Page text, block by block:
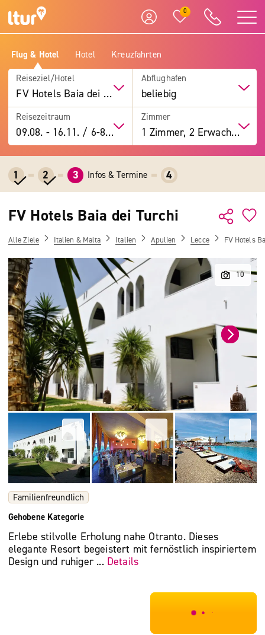
0
Flug & Hotel Hotel Kreuzfahrten
Reiseziel/Hotel
FV Hotels Baia dei Turchi
Abflughafen
beliebig
Reisezeitraum
09.08. -16.11. / 6-8 Tage
Zimmer
1 Zimmer, 2 Erwachsene
1 2 3 Infos & Termine 4
FV Hotels Baia dei Turchi
Alle Ziele Italien & Malta Italien Apulien Lecce FV Hotels
Familienfreundlich
Gehobene Kategorie
Erlebe stilvolle Erholung nahe Otranto. Dieses
elegante Resort begeistert mit fernöstlich inspiriertem
Design und ruhiger ... Details
***************